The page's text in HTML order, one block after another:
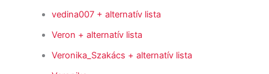
vedina007 + alternatív lista
Veron + alternatív lista
Veronika_Szakács + alternatív lista